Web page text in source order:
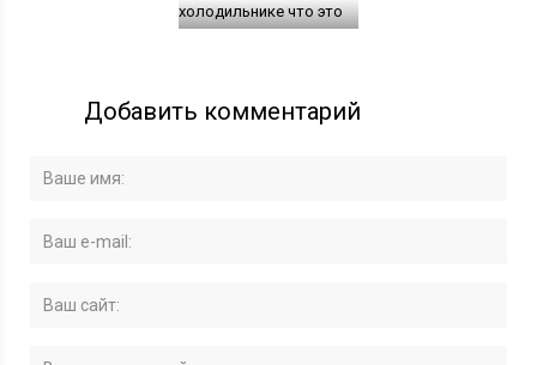
холодильнике что это
Добавить комментарий